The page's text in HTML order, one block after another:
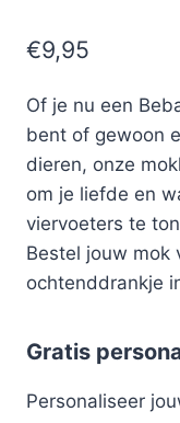
€9,95
Of je nu een
bent of gewoon
dieren, onze
om je liefde en
viervoeters te
Bestel jouw mok
ochtenddrankje
Gratis
Personaliseer